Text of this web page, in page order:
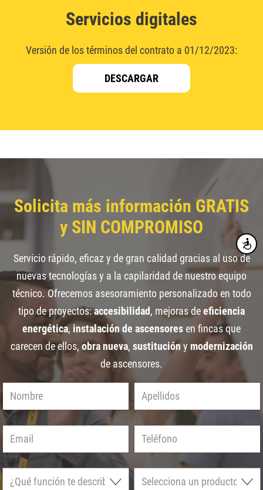
Servicios digitales
Versión de los términos del contrato a 01/12/2023:
DESCARGAR
Nombre Apellidos
Email Teléfono
¿Qué función te describe mejor?Selecciona un producto
Solicita más información GRATIS
y SIN COMPROMISO
Servicio rápido, eficaz y de gran calidad gracias al uso de
nuevas tecnologías y a la capilaridad de nuestro equipo
técnico. Ofrecemos asesoramiento personalizado en todo
tipo de proyectos:accesibilidad, mejoras deeficiencia
energética, instalación de ascensores en fincas que
carecen de ellos, obra nueva, sustitución y modernización
de ascensores.